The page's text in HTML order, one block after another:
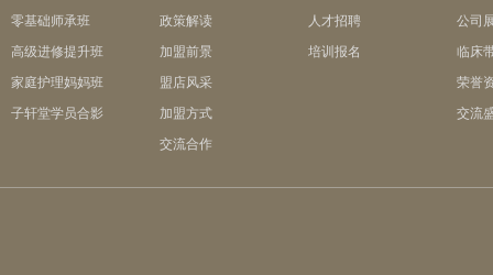
零基础师承班
高级进修提升班
家庭护理妈妈班
子轩堂学员合影
政策解读
加盟前景
盟店风采
加盟方式
交流合作
人才招聘
培训报名
公司
临床
荣誉
交流